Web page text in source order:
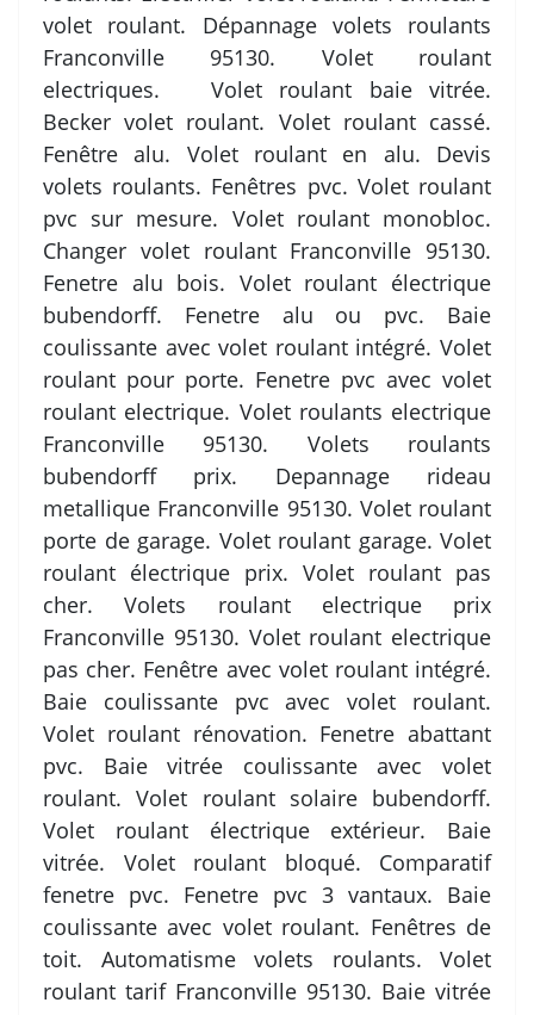
volet roulant. Dépannage volets roulants
Franconville 95130. Volet roulant
electriques. Volet roulant baie vitrée.
Becker volet roulant. Volet roulant cassé.
Fenêtre alu. Volet roulant en alu. Devis
volets roulants. Fenêtres pvc. Volet roulant
pvc sur mesure. Volet roulant monobloc.
Changer volet roulant Franconville 95130.
Fenetre alu bois. Volet roulant électrique
bubendorff. Fenetre alu ou pvc. Baie
coulissante avec volet roulant intégré. Volet
roulant pour porte. Fenetre pvc avec volet
roulant electrique. Volet roulants electrique
Franconville 95130. Volets roulants
bubendorff prix. Depannage rideau
metallique Franconville 95130. Volet roulant
porte de garage. Volet roulant garage. Volet
roulant électrique prix. Volet roulant pas
cher. Volets roulant electrique prix
Franconville 95130. Volet roulant electrique
pas cher. Fenêtre avec volet roulant intégré.
Baie coulissante pvc avec volet roulant.
Volet roulant rénovation. Fenetre abattant
pvc. Baie vitrée coulissante avec volet
roulant. Volet roulant solaire bubendorff.
Volet roulant électrique extérieur. Baie
vitrée. Volet roulant bloqué. Comparatif
fenetre pvc. Fenetre pvc 3 vantaux. Baie
coulissante avec volet roulant. Fenêtres de
toit. Automatisme volets roulants. Volet
roulant tarif Franconville 95130. Baie vitrée